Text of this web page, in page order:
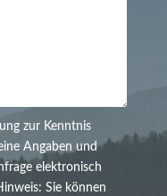
zur Kenntnis
Angaben und
elektronisch
Sie können